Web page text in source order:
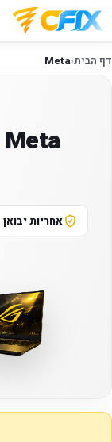
דף הבית‹
Meta
Meta
אחריות יבואן